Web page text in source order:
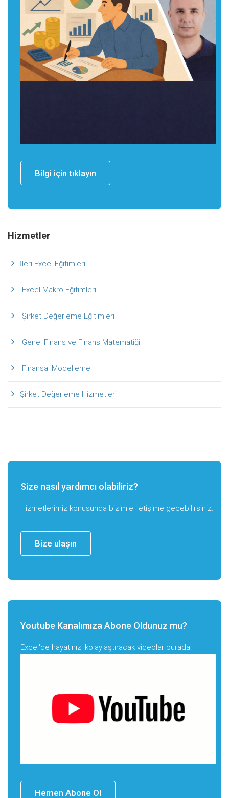
Bilgi için tıklayın
Hizmetler
İleri Excel Eğitimleri
Excel Makro Eğitimleri
Şirket Değerleme Eğitimleri
Genel Finans ve Finans Matematiği
Finansal Modelleme
Şirket Değerleme Hizmetleri
Size nasıl yardımcı olabiliriz?
Hizmetlerimiz konusunda bizimle iletişime geçebilirsiniz.
Bize ulaşın
Youtube Kanalımıza Abone Oldunuz mu?
Excel'de hayatınızı kolaylaştıracak videolar burada.
Hemen Abone Ol